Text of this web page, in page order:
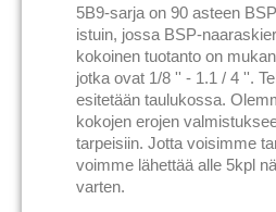
5B9-sarja on 90 asteen
istuin, jossa BSP-
kokoinen tuotanto on
jotka ovat 1/8 '' - 1.1 / 4 ''.
esitetään taulukossa.
kokojen erojen
tarpeisiin. Jotta voisimme
voimme lähettää alle 5kpl
varten.